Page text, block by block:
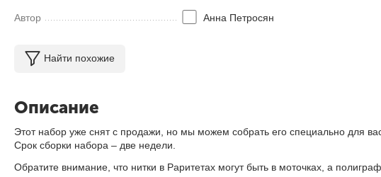
Автор Анна Петросян
Найти похожие
Описание
Этот набор уже снят с продажи, но мы можем собрать его специально для
Срок сборки набора – две недели.
Обратите внимание, что нитки в Раритетах могут быть в моточках, а